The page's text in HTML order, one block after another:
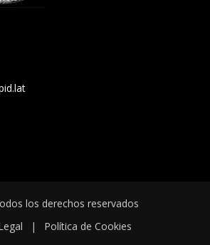
los derechos reservados
| Política de Cookies